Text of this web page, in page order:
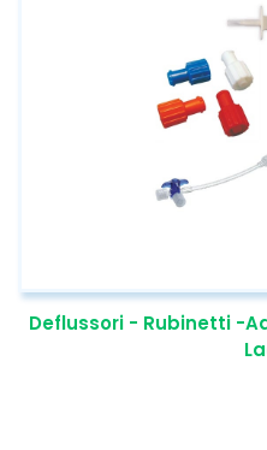
Deflussori - Rubinetti -